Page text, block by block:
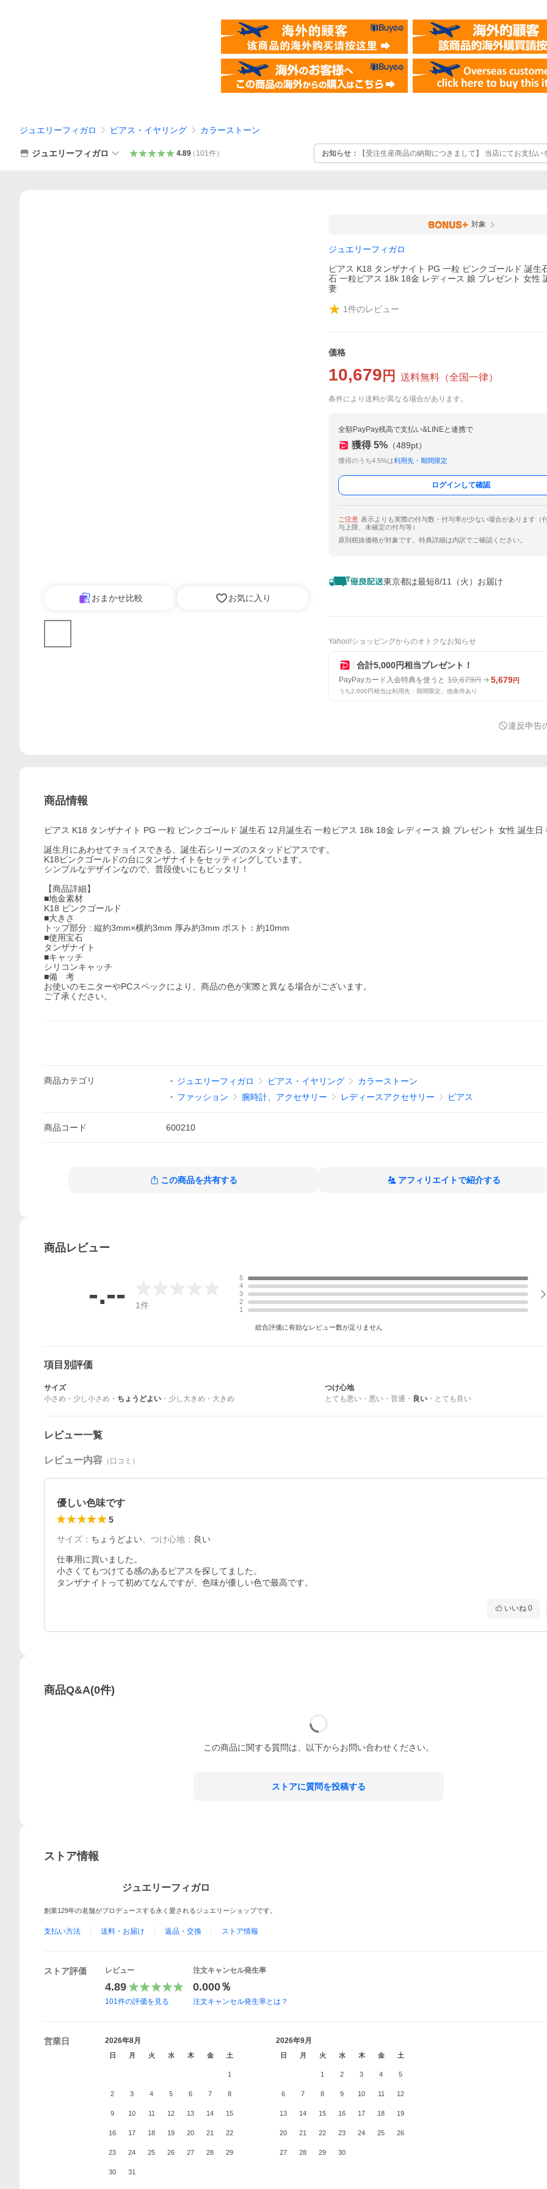
ジュエリーフィガロ ピアス・イヤリング カラーストーン
ジュエリーフィガロ 4.89（ 101件） お知らせ：
【受注生産商品の納期につきまして】 当店にてお支払
間を頂戴しております。 ※ゴールデンウィーク・お盆・年末年始前
おまかせ比較 お気に入り
対象
ジュエリーフィガロ
ピアス K18 タンザナイト PG 一粒 ピンクゴールド 誕生
石 一粒ピアス 18k 18金 レディース 娘 プレゼント 女性
妻
1件のレビュー
価格
10,679 円 送料無料 （全国一律）
条件により送料が異なる場合があります。
全額PayPay残高で支払い&LINEと連携で
獲得 5% （489pt）
獲得のうち4.5%は利用先・期間限定
ログインして確認
ご注意 表示よりも実際の付与数・付与率が少ない場合があります（
与上限、未確定の付与等）
原則税抜価格が対象です。特典詳細は内訳でご確認ください。
東京都は最短8/11（火）お届け
Yahoo!ショッピングからのオトクなお知らせ
合計5,000円相当プレゼント！
PayPayカード入会特典を使うと 10,679円 5,679円
うち2,000円相当は利用先・期間限定。他条件あり
違反申告
商品情報
ピアス K18 タンザナイト PG 一粒 ピンクゴールド 誕生石 12月誕生石 一粒ピアス 18k 18金 レディース 娘 プレゼント 女性 誕生日
誕生月にあわせてチョイスできる、誕生石シリーズのスタッドピアスです。
K18ピンクゴールドの台にタンザナイトをセッティングしています。
シンプルなデザインなので、普段使いにもピッタリ！
【商品詳細】
■地金素材
K18 ピンクゴールド
■大きさ
トップ部分 : 縦約3mm×横約3mm 厚み約3mm ポスト：約10mm
■使用宝石
タンザナイト
■キャッチ
シリコンキャッチ
■備 考
お使いのモニターやPCスペックにより、商品の色が実際と異なる場合がございます。
ご了承ください。
商品カテゴリ ジュエリーフィガロ ピアス・イヤリング
カラーストーン
ファッション
腕時計、アクセサリー レディースアクセサリー ピアス
商品コード 600210
この商品を共有する アフィリエイトで紹介する
商品レビュー
-.-- 1件
5
4
3
2
1
総合評価に有効なレビュー数が足りません
項目別評価
サイズ
小さめ ・ 少し小さめ ・ ちょうどよい ・ 少し大きめ ・ 大きめ
つけ心地
とても悪い ・ 悪い ・ 普通 ・ 良い ・ とても良い
レビュー一覧
レビュー内容 （口コミ）
優しい色味です
5
サイズ ： ちょうどよい つけ心地 ： 良い
仕事用に買いました。
小さくてもつけてる感のあるピアスを探してました。
タンザナイトって初めてなんですが、色味が優しい色で最高です。
いいね 0
商品Q&A(0件)
この商品に関する質問は、以下からお問い合わせください。
ストアに質問を投稿する
ストア情報
ジュエリーフィガロ
創業129年の老舗がプロデュースする永く愛されるジュエリーショップです。
支払い方法 送料・お届け 返品・交換 ストア情報
ストア評価 レビュー
4.89
101件の評価を見る
注文キャンセル発生率
0.000％
注文キャンセル発生率とは？
営業日 2026年8月
日 月 火 水 木 金 土
1
2 3 4 5 6 7 8
9 10 11 12 13 14 15
16 17 18 19 20 21 22
23 24 25 26 27 28 29
30 31
2026年9月
日 月 火 水 木 金 土
1 2 3 4 5
6 7 8 9 10 11 12
13 14 15 16 17 18 19
20 21 22 23 24 25 26
27 28 29 30